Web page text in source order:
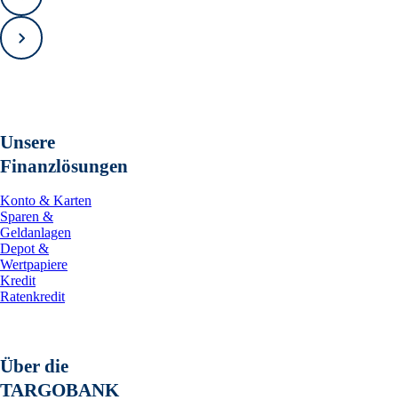
Zurück
Vorwärts
Unsere
Finanzlösungen
Konto & Karten
Sparen &
Geldanlagen
Depot &
Wertpapiere
Kredit
Ratenkredit
Über die
TARGOBANK